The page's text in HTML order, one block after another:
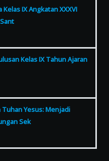
IX Angkatan XXXVI
Kelas IX Tahun Ajaran
Tuhan Yesus: Menjadi
Sek